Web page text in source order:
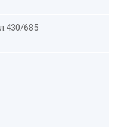
685